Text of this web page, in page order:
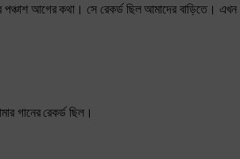
আগের কথা। সে রেকর্ড ছিল আমাদের বাড়িতে।
গানের রেকর্ড ছিল।